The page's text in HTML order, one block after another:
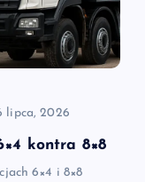
lipca, 2026
kontra 8×8
6×4 i 8×8